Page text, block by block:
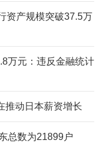
资产规模突破37.5万
万元：违反金融统计
推动日本薪资增长
总数为21899户